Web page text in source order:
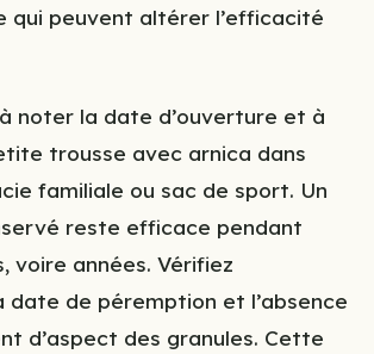
qui peuvent altérer l’efficacité
noter la date d’ouverture et à
trousse avec arnica dans
familiale ou sac de sport. Un
reste efficace pendant
voire années. Vérifiez
date de péremption et l’absence
d’aspect des granules. Cette